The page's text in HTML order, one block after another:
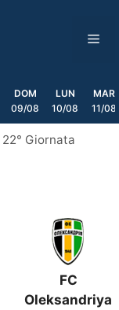
DOM
09/08
LUN
10/08
MAR
11/08
22° Giornata
FC
Oleksandriya